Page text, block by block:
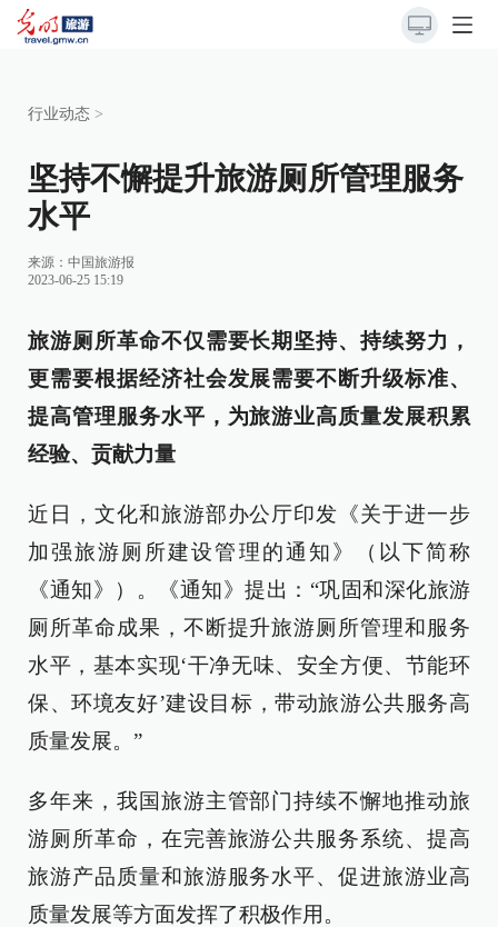
行业动态 >
坚持不懈提升旅游厕所管理服务
水平
来源： 中国旅游报
2023-06-25 15:19
旅游厕所革命不仅需要长期坚持、持续努力，
更需要根据经济社会发展需要不断升级标准、
提高管理服务水平，为旅游业高质量发展积累
经验、贡献力量
近日，文化和旅游部办公厅印发《关于进一步
加强旅游厕所建设管理的通知》（以下简称
《通知》）。《通知》提出：“巩固和深化旅游
厕所革命成果，不断提升旅游厕所管理和服务
水平，基本实现‘干净无味、安全方便、节能环
保、环境友好’建设目标，带动旅游公共服务高
质量发展。”
多年来，我国旅游主管部门持续不懈地推动旅
游厕所革命，在完善旅游公共服务系统、提高
旅游产品质量和旅游服务水平、促进旅游业高
质量发展等方面发挥了积极作用。